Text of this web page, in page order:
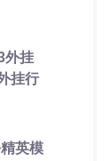
外挂
挂行
英模